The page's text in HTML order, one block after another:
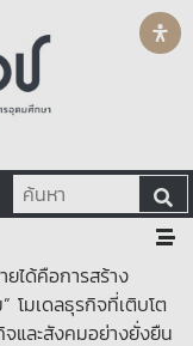
ยได้คือการสร้าง
มเดลธุรกิจที่เติบโต
และสังคมอย่างยั่งยืน